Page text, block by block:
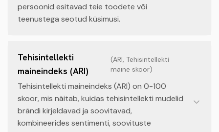
persoonid esitavad teie toodete või
teenustega seotud küsimusi.
Tehisintellekti
maineindeks (ARI)
(ARI, Tehisintellekti
maine skoor)
Tehisintellekti maineindeks (ARI) on 0-100
skoor, mis näitab, kuidas tehisintellekti mudelid
brändi kirjeldavad ja soovitavad,
kombineerides sentimenti, soovituste